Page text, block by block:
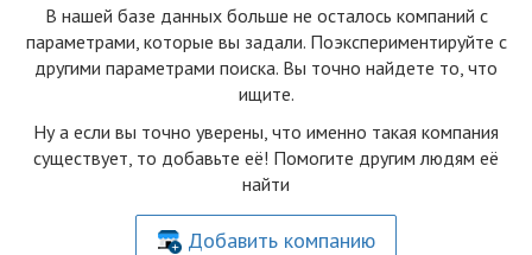
В нашей базе данных больше не осталоcь компаний с
параметрами, которые вы задали. Поэкспериментируйте с
другими параметрами поиска. Вы точно найдете то, что
ищите.
Ну а если вы точно уверены, что именно такая компания
существует, то добавьте её! Помогите другим людям её
найти
Добавить компанию